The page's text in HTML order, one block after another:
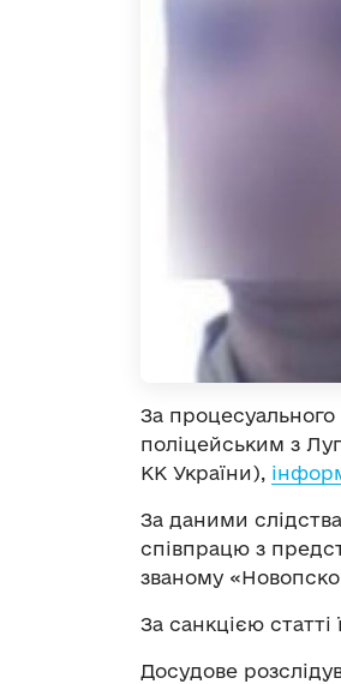
За процесуального
поліцейським з
КК України),
За даними
співпрацю з
званому
За санкцією
Досудове